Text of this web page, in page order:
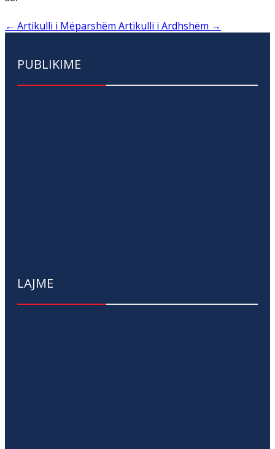
← Artikulli i Mëparshëm Artikulli i Ardhshëm →
PUBLIKIME
LAJME